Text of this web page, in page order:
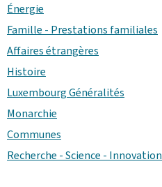
Énergie
Famille - Prestations familiales
Affaires étrangères
Histoire
Luxembourg Généralités
Monarchie
Communes
Recherche - Science - Innovation